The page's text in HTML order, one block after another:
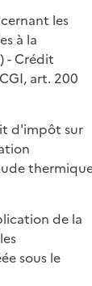
les
à la
- Crédit
art. 200
d'impôt sur
de la
sous le